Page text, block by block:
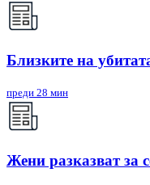
Близките на
преди 28 мин
Жени разказват за